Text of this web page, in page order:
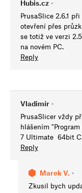
Hubis.cz •
PrusaSlice 2.6.1
otevření přes
se totiž ve verzi
na novém PC.
Reply
Vladimír •
PrusaSlicer vždy
hlášením
7 Ultimate 64bit
Reply
Marek V. •
Zkusil bych